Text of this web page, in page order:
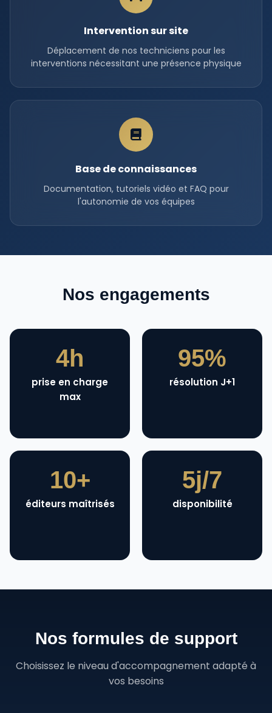
Intervention sur site
Déplacement de nos techniciens pour les
interventions nécessitant une présence physique
Base de connaissances
Documentation, tutoriels vidéo et FAQ pour
l'autonomie de vos équipes
Nos engagements
4h
prise en charge
max
95%
résolution J+1
10+
éditeurs maîtrisés
5j/7
disponibilité
Nos formules de support
Choisissez le niveau d'accompagnement adapté à
vos besoins